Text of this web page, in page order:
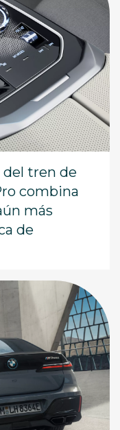
del tren de
combina
más
de